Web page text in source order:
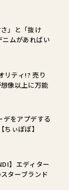
」と「抜け
ムがあればい
リティ!? 売り
像以上に万能
をアプデする
ぃぽぽ】
】エディター
ターブランド